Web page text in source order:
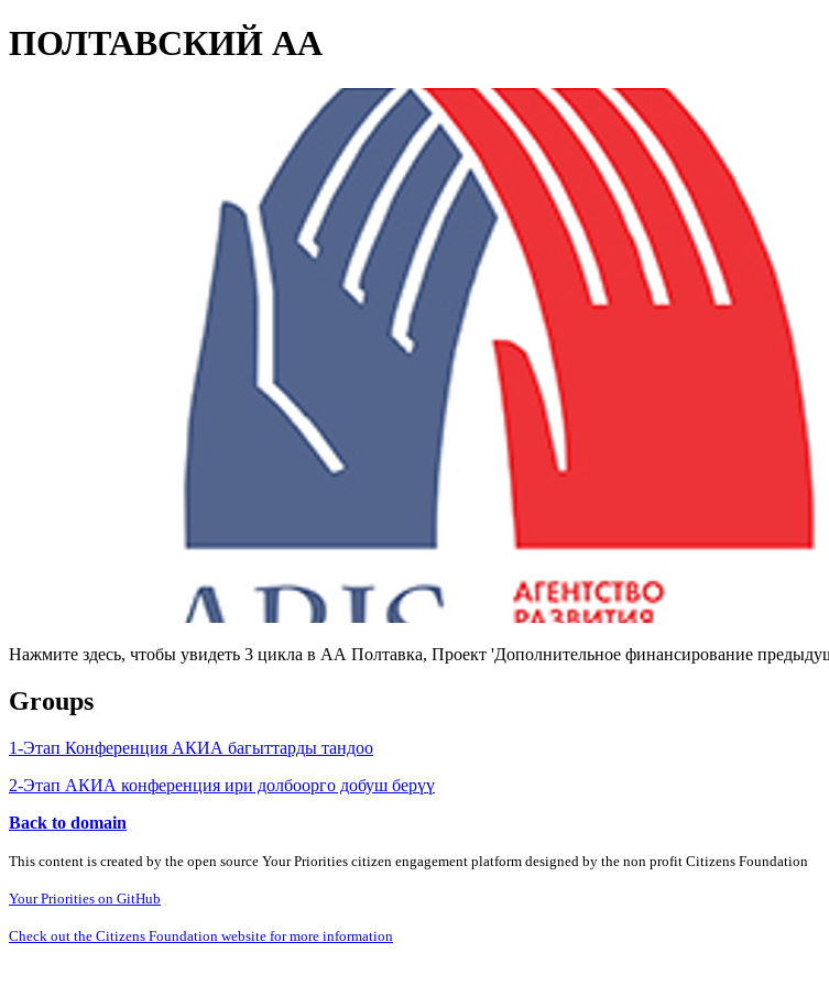
ПОЛТАВСКИЙ АА
Нажмите здесь, чтобы увидеть 3 цикла в АА Полтавка, Проект 'Дополнительное финансирование
Groups
1-Этап Конференция АКИА багыттарды тандоо
2-Этап АКИА конференция ири долбоорго добуш берүү
Back to domain
This content is created by the open source Your Priorities citizen engagement platform designed by the non profit Citizens Foundation
Your Priorities on GitHub
Check out the Citizens Foundation website for more information